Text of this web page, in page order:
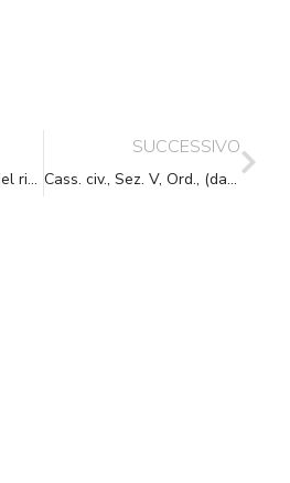
Nullità della notifica del ricorso introduttivo: è sempre ammessa la rinnovazione
SUCCESSIVO
Cass. civ., Sez. V, Ord., (data ud. 05/05/2022) 15/06/2022, n. 19333